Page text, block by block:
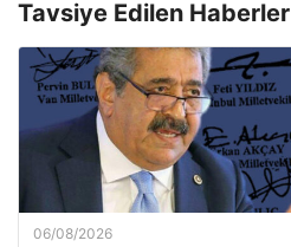
Tavsiye Edilen Haberler
06/08/2026